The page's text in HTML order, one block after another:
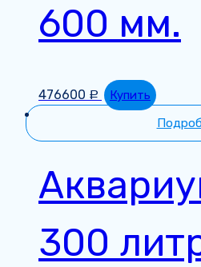
600 мм.
476600 Р
Купить
300